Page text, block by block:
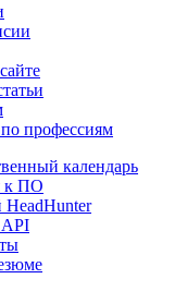
профессиям
календарь
к ПО
HeadHunter
API